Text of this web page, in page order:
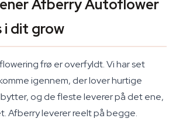
Afberry Autoflower
i dit grow
frø er overfyldt. Vi har set
igennem, der lover hurtige
og de fleste leverer på det ene,
Afberry leverer reelt på begge.